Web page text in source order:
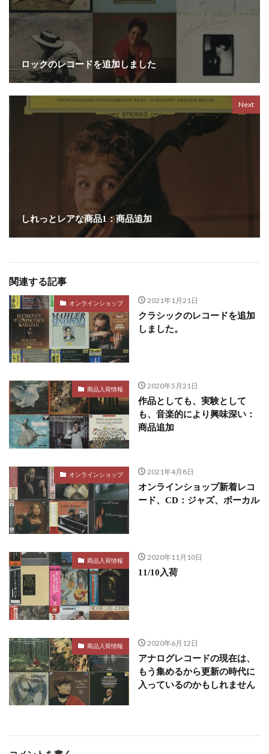
ロックのレコードを追加しました
Next
しれっとレアな商品1：商品追加
関連する記事
オンラインショップ 2021年1月21日
クラシックのレコードを追加
しました。
商品入荷情報 2020年5月21日
作品としても、実験として
も、音楽的により興味深い：
商品追加
オンラインショップ 2021年4月8日
オンラインショップ新着レコ
ード、CD：ジャズ、ボーカル
商品入荷情報 2020年11月10日
11/10入荷
商品入荷情報 2020年6月12日
アナログレコードの現在は、
もう集めるから更新の時代に
入っているのかもしれません